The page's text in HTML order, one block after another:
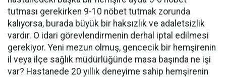
tutması gerekirken 9-10 nöbet tutmak zorunda
kalıyorsa, burada büyük bir haksızlık ve adaletsizlik
vardır. O idari görevlendirmenin derhal iptal edilmesi
gerekiyor. Yeni mezun olmuş, gencecik bir hemşirenin
il veya ilçe sağlık müdürlüğünde masa başında ne işi
var? Hastanede 20 yıllık deneyime sahip hemşirenin